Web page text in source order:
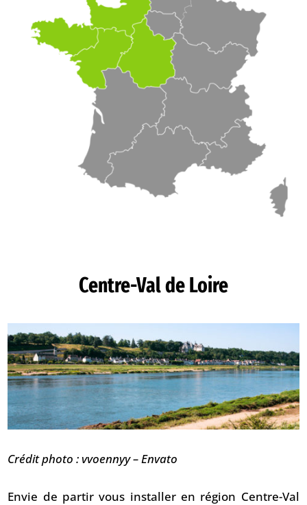
Centre-Val de Loire
Crédit photo : vvoennyy – Envato
Envie de partir vous installer en région Centre-Val